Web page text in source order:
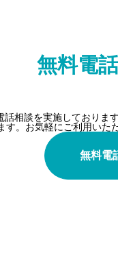
無料電
相談を実施しておりま
す。お気軽にご利用い
無料電